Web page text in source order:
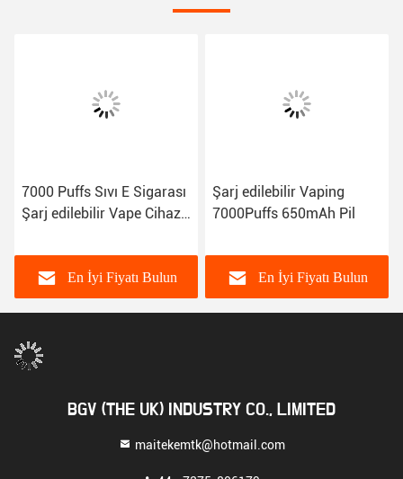
7000 Puffs Sıvı E Sigarası
Şarj edilebilir Vape Cihazı
Vape Kalemi
En İyi Fiyatı Bulun
Şarj edilebilir Vaping
7000Puffs 650mAh Pil
En İyi Fiyatı Bulun
BGV (THE UK) INDUSTRY CO., LIMITED
maitekemtk@hotmail.com